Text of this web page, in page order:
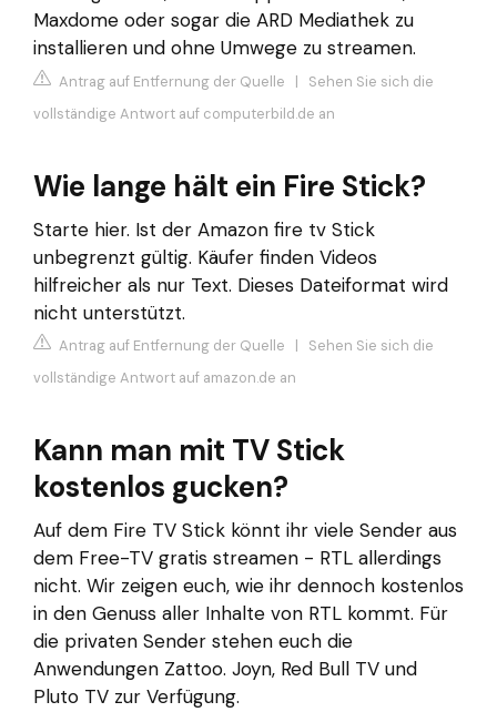
Maxdome oder sogar die ARD Mediathek zu
installieren und ohne Umwege zu streamen.
Antrag auf Entfernung der Quelle | Sehen Sie sich die
vollständige Antwort auf computerbild.de an
Wie lange hält ein Fire Stick?
Starte hier. Ist der Amazon fire tv Stick
unbegrenzt gültig. Käufer finden Videos
hilfreicher als nur Text. Dieses Dateiformat wird
nicht unterstützt.
Antrag auf Entfernung der Quelle | Sehen Sie sich die
vollständige Antwort auf amazon.de an
Kann man mit TV Stick
kostenlos gucken?
Auf dem Fire TV Stick könnt ihr viele Sender aus
dem Free-TV gratis streamen - RTL allerdings
nicht. Wir zeigen euch, wie ihr dennoch kostenlos
in den Genuss aller Inhalte von RTL kommt. Für
die privaten Sender stehen euch die
Anwendungen Zattoo. Joyn, Red Bull TV und
Pluto TV zur Verfügung.